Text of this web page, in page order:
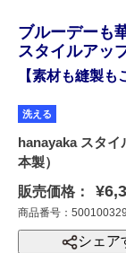
ブルーデーも
スタイルアッ
【素材も縫製も
洗える
hanayaka スタイ
本製）
販売価格：
商品番号：500100329
シェア